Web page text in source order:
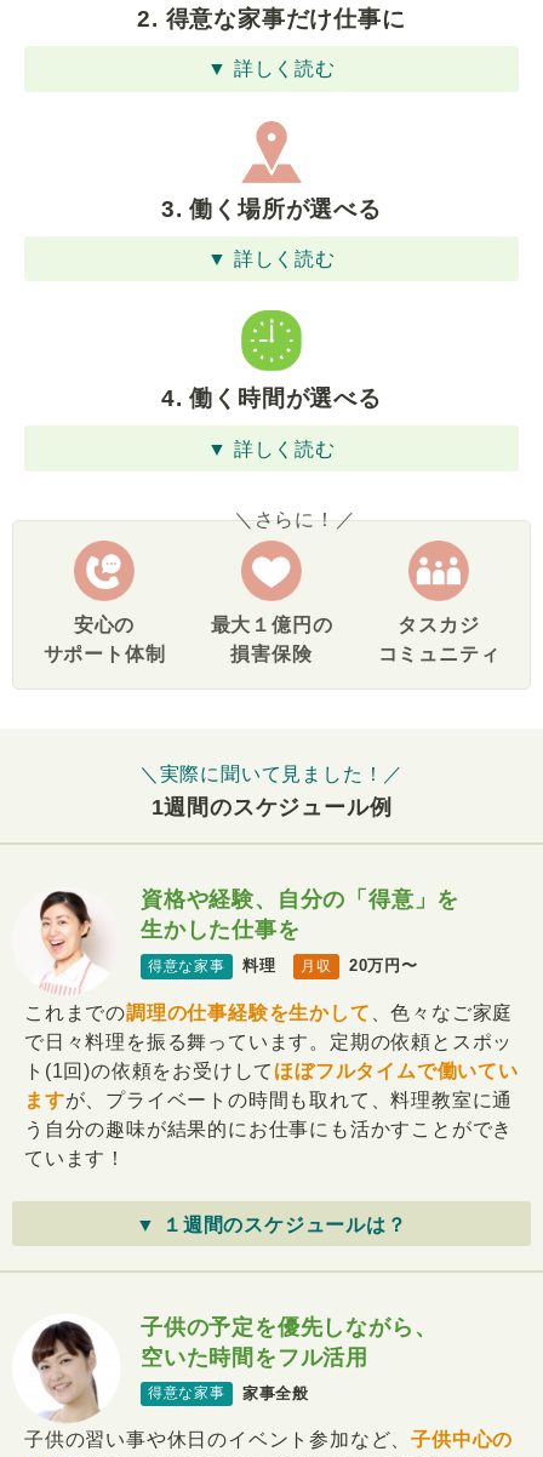
2. 得意な家事だけ仕事に
▼ 詳しく読む
3. 働く場所が選べる
▼ 詳しく読む
4. 働く時間が選べる
▼ 詳しく読む
＼さらに！／
安心の
サポート体制
最大１億円の
損害保険
タスカジ
コミュニティ
＼実際に聞いて見ました！／
1週間のスケジュール例
資格や経験、自分の「得意」を
生かした仕事を
得意な家事 料理 月収 20万円〜
これまでの調理の仕事経験を生かして 、色々なご家庭
で日々料理を振る舞っています。定期の依頼とスポッ
ト(1回)の依頼をお受けして ほぼフルタイムで働いてい
ますが、プライベートの時間も取れて、料理教室に通
う自分の趣味が結果的にお仕事にも活かすことができ
ています！
▼ １週間のスケジュールは？
子供の予定を優先しながら、
空いた時間をフル活用
得意な家事 家事全般
子供の習い事や休日のイベント参加など、子供中心の